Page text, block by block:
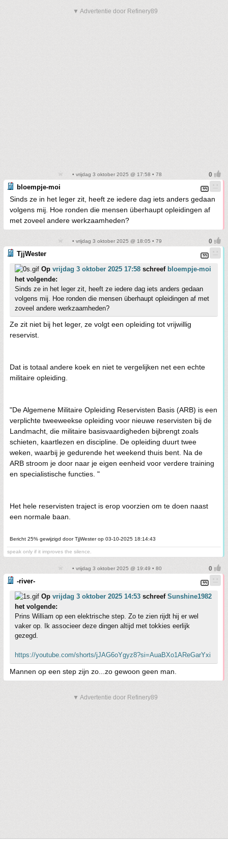
▼ Advertentie door Refinery89
• vrijdag 3 oktober 2025 @ 17:58 • 78
bloempje-moi
Sinds ze in het leger zit, heeft ze iedere dag iets anders gedaan
volgens mij. Hoe ronden die mensen überhaupt opleidingen af
met zoveel andere werkzaamheden?
• vrijdag 3 oktober 2025 @ 18:05 • 79
TjjWester
Op vrijdag 3 oktober 2025 17:58 schreef bloempje-moi
het volgende:
Sinds ze in het leger zit, heeft ze iedere dag iets anders gedaan
volgens mij. Hoe ronden die mensen überhaupt opleidingen af met
zoveel andere werkzaamheden?
Ze zit niet bij het leger, ze volgt een opleiding tot vrijwillig
reservist.
Dat is totaal andere koek en niet te vergelijken net een echte
militaire opleiding.
"De Algemene Militaire Opleiding Reservisten Basis (ARB) is een
verplichte tweeweekse opleiding voor nieuwe reservisten bij de
Landmacht, die militaire basisvaardigheden bijbrengt zoals
schieten, kaartlezen en discipline. De opleiding duurt twee
weken, waarbij je gedurende het weekend thuis bent. Na de
ARB stroom je door naar je eigen eenheid voor verdere training
en specialistische functies. "
Het hele reservisten traject is erop voorzien om te doen naast
een normale baan.
Bericht 25% gewijzigd door TjjWester op 03-10-2025 18:14:43
speak only if it improves the silence.
• vrijdag 3 oktober 2025 @ 19:49 • 80
-river-
Op vrijdag 3 oktober 2025 14:53 schreef Sunshine1982
het volgende:
Prins William op een elektrische step. Zo te zien rijdt hij er wel
vaker op. Ik associeer deze dingen altijd met tokkies eerlijk
gezegd.
https://youtube.com/shorts/jJAG6oYgyz8?si=AuaBXo1AReGarYxi
Mannen op een step zijn zo...zo gewoon geen man.
▼ Advertentie door Refinery89